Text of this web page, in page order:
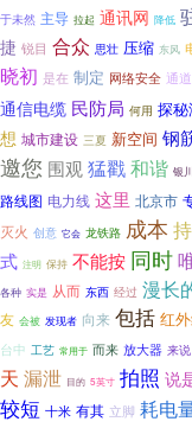
于未然 主导 拉起 通讯网 降低
捷 锐目 合众 思壮 压缩 东风
晓初 是在 制定 网络安全 通道
通信电缆 民防局 何用 探
想 城市建设 三夏 新空间 钢
邀您 围观 猛戳和谐 银川
路线图 电力线 这里 北京市
灭火 创意 它会 龙铁路 成本
式 注明 保持 不能按 同时
各种 实是 从而 东西 经过 漫长
友 会被 发现者 向来 包括 红
台中 工艺 常用于 而来 放大器 来说
天 漏泄 目的 5英寸 拍照 说
较短 十米 有其 立脚 耗电